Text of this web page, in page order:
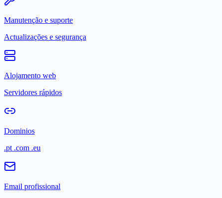
Manutenção e suporte
Actualizações e segurança
Alojamento web
Servidores rápidos
Dominios
.pt .com .eu
Email profissional